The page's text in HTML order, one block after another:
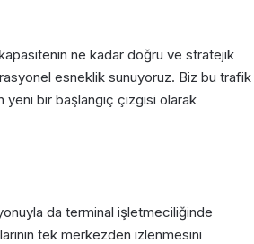
ne kadar doğru ve stratejik
esneklik sunuyoruz. Biz bu trafik
yeni bir başlangıç çizgisi olarak
da terminal işletmeciliğinde
tek merkezden izlenmesini